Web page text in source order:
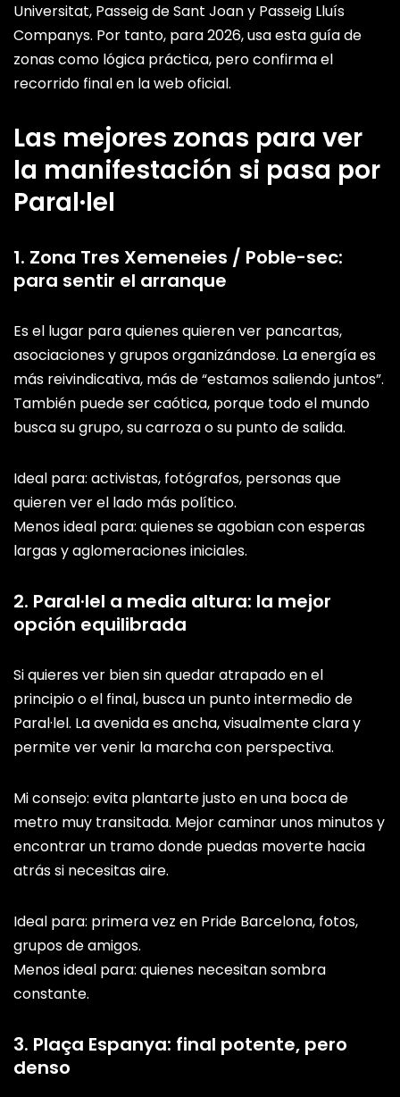
Universitat, Passeig de Sant Joan y Passeig Lluís
Companys. Por tanto, para 2026, usa esta guía de
zonas como lógica práctica, pero confirma el
recorrido final en la web oficial.
Las mejores zonas para ver
la manifestación si pasa por
Paral·lel
1. Zona Tres Xemeneies / Poble-sec:
para sentir el arranque
Es el lugar para quienes quieren ver pancartas,
asociaciones y grupos organizándose. La energía es
más reivindicativa, más de “estamos saliendo juntos”.
También puede ser caótica, porque todo el mundo
busca su grupo, su carroza o su punto de salida.
Ideal para: activistas, fotógrafos, personas que
quieren ver el lado más político.
Menos ideal para: quienes se agobian con esperas
largas y aglomeraciones iniciales.
2. Paral·lel a media altura: la mejor
opción equilibrada
Si quieres ver bien sin quedar atrapado en el
principio o el final, busca un punto intermedio de
Paral·lel. La avenida es ancha, visualmente clara y
permite ver venir la marcha con perspectiva.
Mi consejo: evita plantarte justo en una boca de
metro muy transitada. Mejor caminar unos minutos y
encontrar un tramo donde puedas moverte hacia
atrás si necesitas aire.
Ideal para: primera vez en Pride Barcelona, fotos,
grupos de amigos.
Menos ideal para: quienes necesitan sombra
constante.
3. Plaça Espanya: final potente, pero
denso